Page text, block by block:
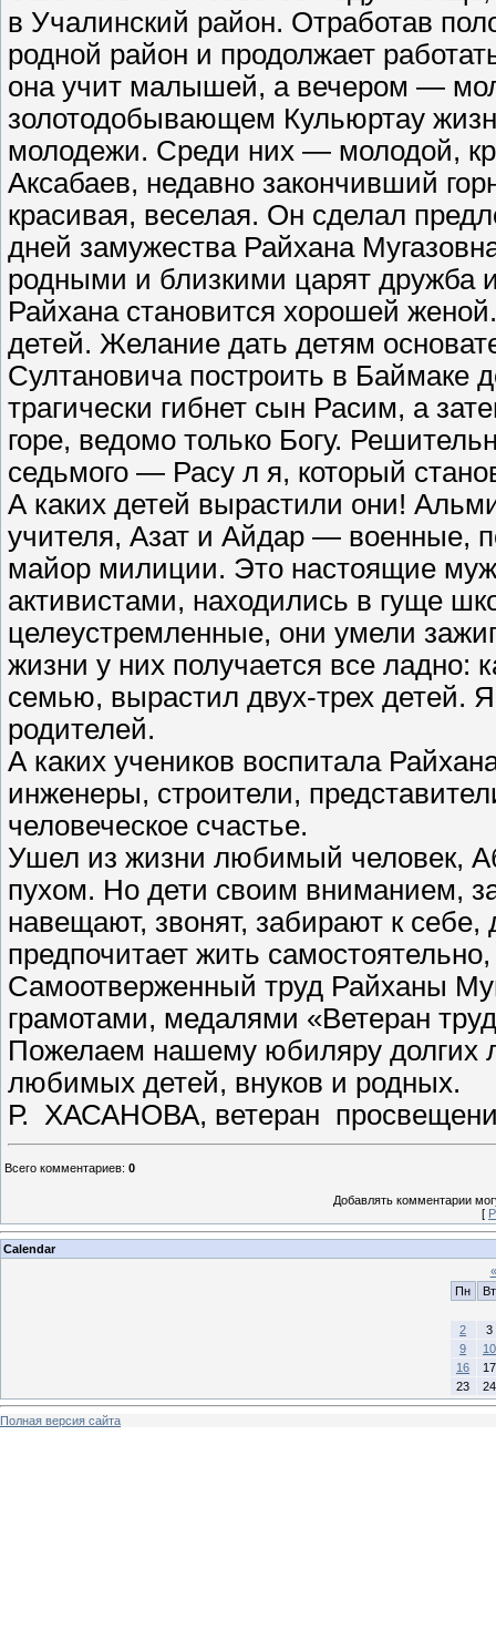
в Учалинский район. Отработав
родной район и продолжает
она учит малышей, а вечером —
золотодобывающем Кульюртау
молодежи. Среди них — молодой,
Аксабаев, недавно закончивший
красивая, веселая. Он сделал
дней замужества Райхана
родными и близкими царят дружба
Райхана становится хорошей
детей. Желание дать детям
Султановича построить в Баймаке
трагически гибнет сын Расим, а
горе, ведомо только Богу.
седьмого — Расу л я, который
А каких детей вырастили они!
учителя, Азат и Айдар — военные,
майор милиции. Это настоящие
активистами, находились в гуще
целеустремленные, они умели
жизни у них получается все
семью, вырастил двух-трех детей.
родителей.
А каких учеников воспитала
инженеры, строители,
человеческое счастье.
Ушел из жизни любимый человек,
пухом. Но дети своим вниманием,
навещают, звонят, забирают к
предпочитает жить
Самоотверженный труд Райханы
грамотами, медалями «Ветеран
Пожелаем нашему юбиляру долгих
любимых детей, внуков и родных.
Р. ХАСАНОВА, ветеран
Всего комментариев: 0
Добавлять комментарии
[
Calendar
«
Пн
Вт
2
3
9
10
16
17
23
24
Полная версия сайта